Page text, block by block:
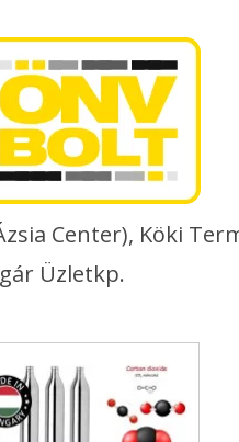
Center), Köki
Üzletkp.